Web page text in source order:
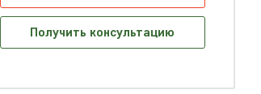
Получить консультацию